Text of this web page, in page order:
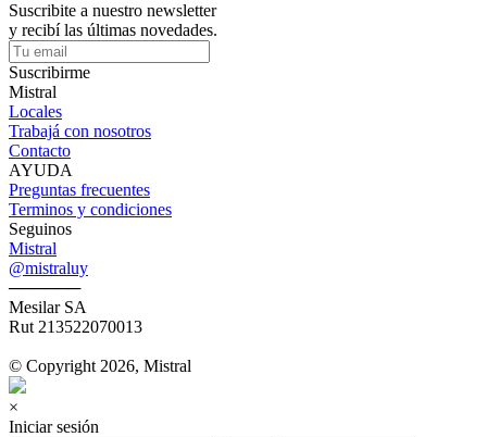
Suscribite a nuestro newsletter
y recibí las últimas novedades.
Suscribirme
Mistral
Locales
Trabajá con nosotros
Contacto
AYUDA
Preguntas frecuentes
Terminos y condiciones
Seguinos
Mistral
@mistraluy
──────
Mesilar SA
Rut 213522070013
© Copyright 2026, Mistral
×
Iniciar sesión